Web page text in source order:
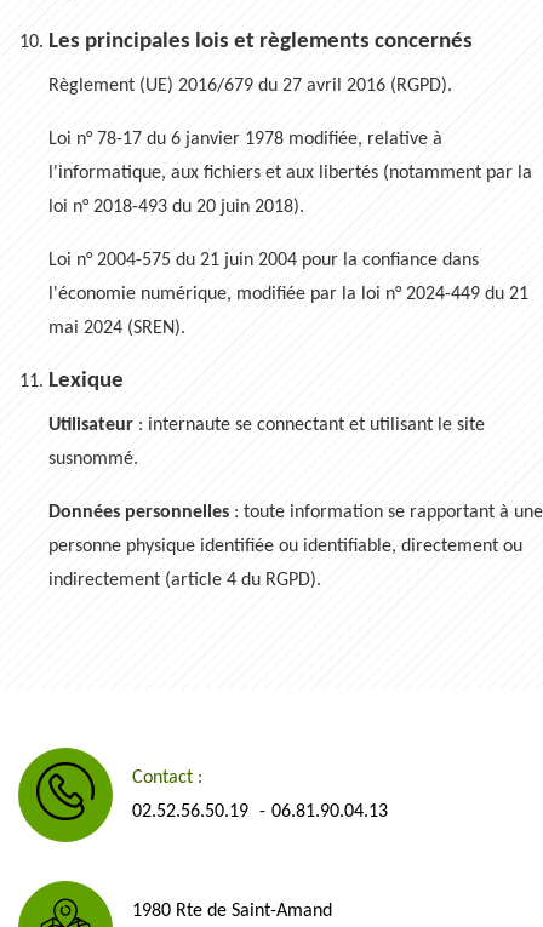
Les principales lois et règlements concernés
Règlement (UE) 2016/679 du 27 avril 2016 (RGPD).
Loi n° 78-17 du 6 janvier 1978 modifiée, relative à
l'informatique, aux fichiers et aux libertés (notamment par la
loi n° 2018-493 du 20 juin 2018).
Loi n° 2004-575 du 21 juin 2004 pour la confiance dans
l'économie numérique, modifiée par la loi n° 2024-449 du 21
mai 2024 (SREN).
Lexique
Utilisateur : internaute se connectant et utilisant le site
susnommé.
Données personnelles : toute information se rapportant à une
personne physique identifiée ou identifiable, directement ou
indirectement (article 4 du RGPD).
Contact :
02.52.56.50.19 - 06.81.90.04.13
1980 Rte de Saint-Amand